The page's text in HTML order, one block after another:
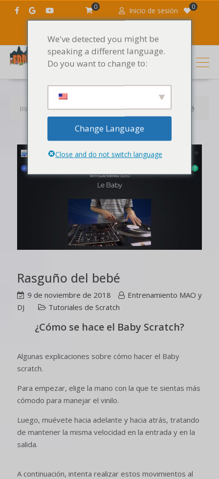
Inicio de sesión 0
0
Inicio Tutoriales de Scratch Rasguño del bebé
Rasguño del bebé
9 de noviembre de 2018
Entrenamiento MAO y
DJ
Tutoriales de Scratch
¿Cómo se hace el Baby Scratch?
Algunas explicaciones sobre cómo hacer el Baby
scratch.
Para empezar, elige la mano con la que te sientas más
cómodo para manejar el vinilo.
Luego, muévete hacia adelante y hacia atrás, tratando
de mantener la misma velocidad en la entrada y en la
salida.
A continuación, intenta realizar estos movimientos al
We've detected you might be
speaking a different language.
Do you want to change to:
Change Language
Close and do not switch language